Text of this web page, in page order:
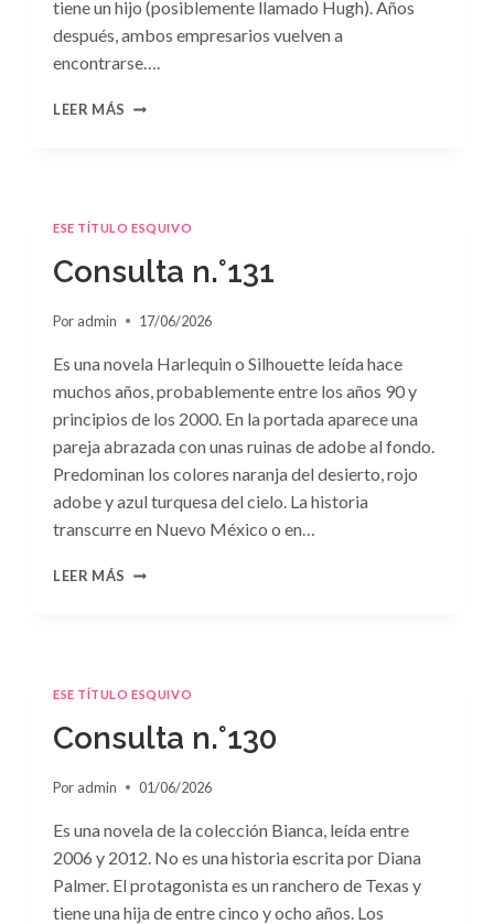
tiene un hijo (posiblemente llamado Hugh). Años
después, ambos empresarios vuelven a
encontrarse….
LEER MÁS CONSULTA
ESE TÍTULO ESQUIVO
Consulta n.°131
Por admin 17/06/2026
Es una novela Harlequin o Silhouette leída hace
muchos años, probablemente entre los años 90 y
principios de los 2000. En la portada aparece una
pareja abrazada con unas ruinas de adobe al fondo.
Predominan los colores naranja del desierto, rojo
adobe y azul turquesa del cielo. La historia
transcurre en Nuevo México o en…
LEER MÁS CONSULTA
ESE TÍTULO ESQUIVO
Consulta n.°130
Por admin 01/06/2026
Es una novela de la colección Bianca, leída entre
2006 y 2012. No es una historia escrita por Diana
Palmer. El protagonista es un ranchero de Texas y
tiene una hija de entre cinco y ocho años. Los